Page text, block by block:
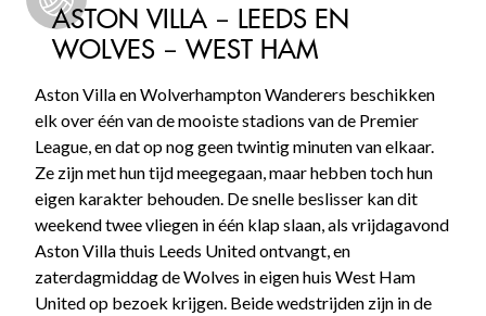
ASTON VILLA – LEEDS EN
WOLVES – WEST HAM
Aston Villa en Wolverhampton Wanderers beschikken
elk over één van de mooiste stadions van de Premier
League, en dat op nog geen twintig minuten van elkaar.
Ze zijn met hun tijd meegegaan, maar hebben toch hun
eigen karakter behouden. De snelle beslisser kan dit
weekend twee vliegen in één klap slaan, als vrijdagavond
Aston Villa thuis Leeds United ontvangt, en
zaterdagmiddag de Wolves in eigen huis West Ham
United op bezoek krijgen. Beide wedstrijden zijn in de